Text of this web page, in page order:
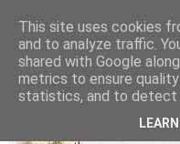
This site uses cookies
and to analyze traffic.
shared with Google
metrics to ensure
statistics, and to detect